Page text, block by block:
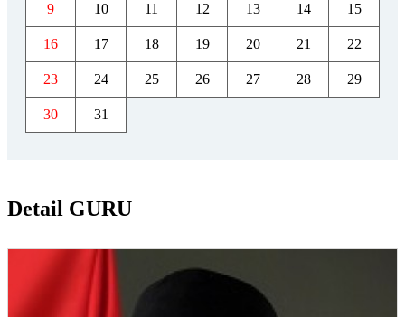
9 10 11 12 13 14 15
16 17 18 19 20 21 22
23 24 25 26 27 28 29
30 31
Detail GURU